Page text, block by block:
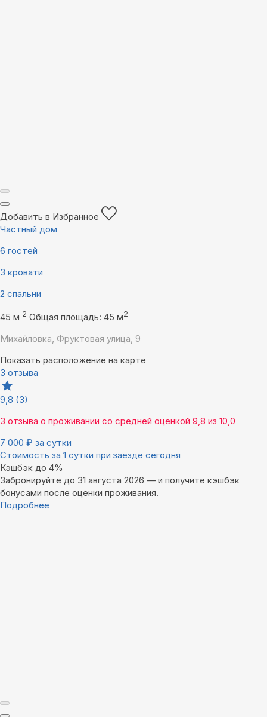
Добавить в Избранное
Частный дом
6 гостей
3 кровати
2 спальни
45 м 2 Общая площадь: 45 м2
Михайловка, Фруктовая улица, 9
Показать расположение на карте
3 отзыва
9,8 (3)
3 отзыва о проживании со средней оценкой 9,8 из 10,0
7 000 ₽ за сутки
Стоимость за 1 сутки при заезде сегодня
Кэшбэк до 4%
Забронируйте до 31 августа 2026 — и получите кэшбэк
бонусами после оценки проживания.
Подробнее